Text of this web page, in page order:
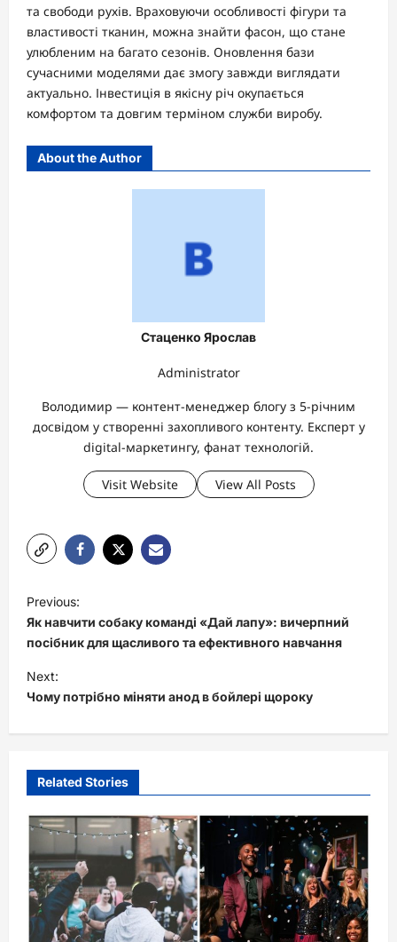
та свободи рухів. Враховуючи особливості фігури та
властивості тканин, можна знайти фасон, що стане
улюбленим на багато сезонів. Оновлення бази
сучасними моделями дає змогу завжди виглядати
актуально. Інвестиція в якісну річ окупається
комфортом та довгим терміном служби виробу.
About the Author
Стаценко Ярослав
Administrator
Володимир — контент-менеджер блогу з 5-річним
досвідом у створенні захопливого контенту. Експерт у
digital-маркетингу, фанат технологій.
Visit Website View All Posts
P
o
s
t
n
a
g
a
t
i
o
Previous:
Як навчити собаку команді «Дай лапу»: вичерпний
посібник для щасливого та ефективного навчання
Next:
Чому потрібно міняти анод в бойлері щороку
Related Stories